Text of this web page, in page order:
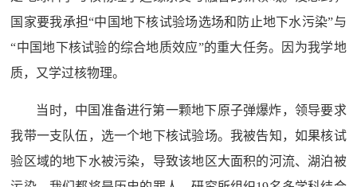
国家要我承担“中国地下核试验场选场和防止地下水污染”与
“中国地下核试验的综合地质效应”的重大任务。因为我学地
质，又学过核物理。
当时，中国准备进行第一颗地下原子弹爆炸，领导要求
我带一支队伍，选一个地下核试验场。我被告知，如果核试
验区域的地下水被污染，导致该地区大面积的河流、湖泊被